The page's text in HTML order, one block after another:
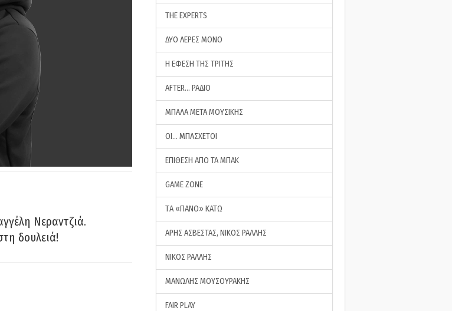
Νεραντζιά.
δουλειά!
THE EXPERTS
ΔΥΟ ΛΕΡΕΣ ΜΟΝΟ
Η ΕΦΕΣΗ ΤΗΣ ΤΡΙΤΗΣ
AFTER… ΡΑΔΙΟ
ΜΠΑΛΑ ΜΕΤΑ ΜΟΥΣΙΚΗΣ
ΟΙ… ΜΠΑΣΧΕΤΟΙ
ΕΠΙΘΕΣΗ ΑΠΟ ΤΑ ΜΠΑΚ
GAME ZONE
ΤA «ΠΑΝΟ» ΚΑΤΩ
ΑΡΗΣ ΑΣΒΕΣΤΑΣ, ΝΙΚΟΣ ΡΑΛΛΗΣ
ΝΙΚΟΣ ΡΑΛΛΗΣ
ΜΑΝΩΛΗΣ ΜΟΥΣΟΥΡΑΚΗΣ
FAIR PLAY